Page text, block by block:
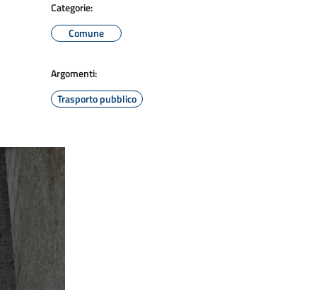
Categorie:
Comune
Argomenti:
Trasporto pubblico